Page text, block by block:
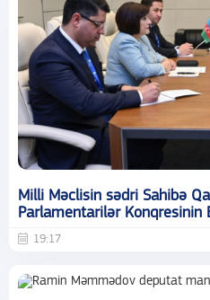
Milli Məclisin sədri Sahibə
Parlamentarilər Konqresinin
19:17